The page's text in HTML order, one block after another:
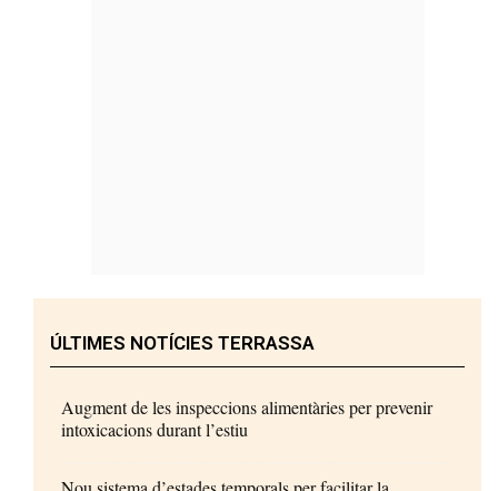
ÚLTIMES NOTÍCIES TERRASSA
Augment de les inspeccions alimentàries per prevenir
intoxicacions durant l’estiu